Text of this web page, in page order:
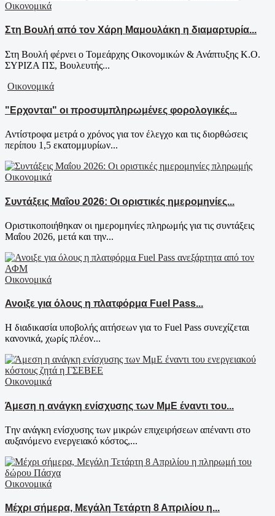
Οικονομικά
Στη Βουλή από τον Χάρη Μαμουλάκη η διαμαρτυρία...
Στη Βουλή φέρνει ο Τομεάρχης Οικονομικών & Ανάπτυξης Κ.Ο.
ΣΥΡΙΖΑ ΠΣ, Βουλευτής...
Οικονομικά
"Ερχονται" οι προσυμπληρωμένες φορολογικές...
Αντίστροφα μετρά ο χρόνος για τον έλεγχο και τις διορθώσεις
περίπου 1,5 εκατομμυρίων...
Οικονομικά
Συντάξεις Μαΐου 2026: Οι οριστικές ημερομηνίες...
Οριστικοποιήθηκαν οι ημερομηνίες πληρωμής για τις συντάξεις
Μαΐου 2026, μετά και την...
Οικονομικά
Ανοιξε για όλους η πλατφόρμα Fuel Pass...
Η διαδικασία υποβολής αιτήσεων για το Fuel Pass συνεχίζεται
κανονικά, χωρίς πλέον...
Οικονομικά
Άμεση η ανάγκη ενίσχυσης των ΜμΕ έναντι του...
Tην ανάγκη ενίσχυσης των μικρών επιχειρήσεων απέναντι στο
αυξανόμενο ενεργειακό κόστος,...
Οικονομικά
Μέχρι σήμερα, Μεγάλη Τετάρτη 8 Απριλίου η...